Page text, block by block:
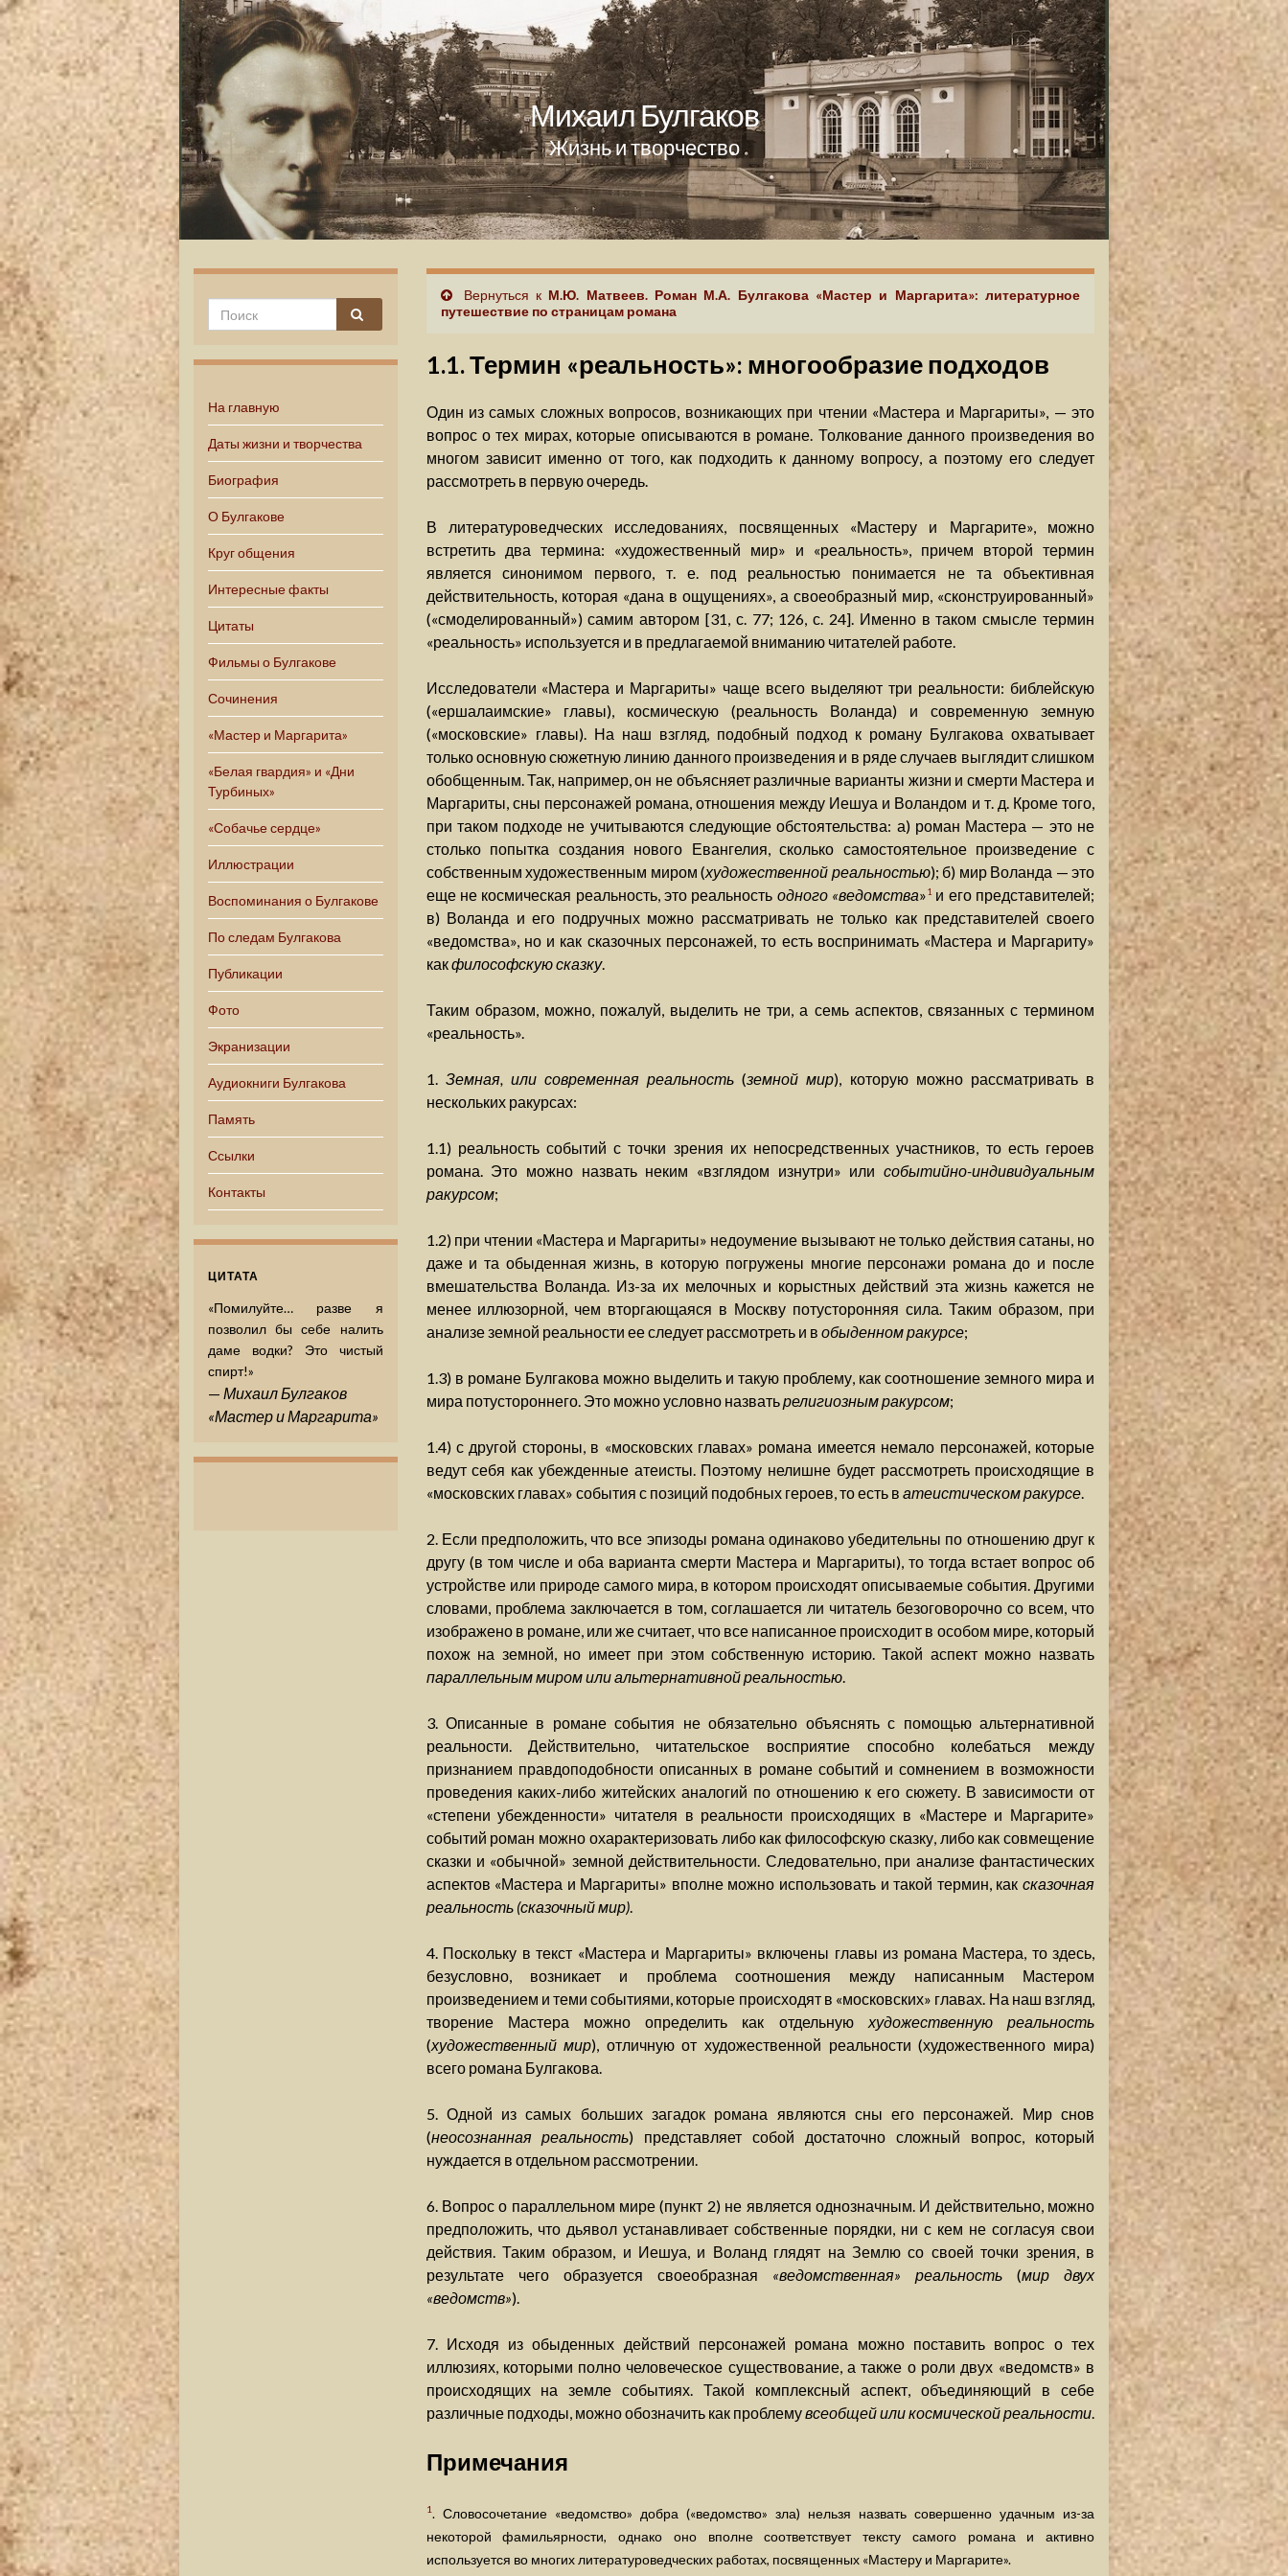
Михаил Булгаков
Жизнь и творчество
На главную
Даты жизни и творчества
Биография
О Булгакове
Круг общения
Интересные факты
Цитаты
Фильмы о Булгакове
Сочинения
«Мастер и Маргарита»
«Белая гвардия» и «Дни
Турбиных»
«Собачье сердце»
Иллюстрации
Воспоминания о Булгакове
По следам Булгакова
Публикации
Фото
Экранизации
Аудиокниги Булгакова
Память
Ссылки
Контакты
ЦИТАТА
«Помилуйте… разве я
позволил бы себе налить
даме водки? Это чистый
спирт!»
— Михаил Булгаков
«Мастер и Маргарита»
Вернуться к М.Ю. Матвеев. Роман М.А. Булгакова «Мастер и Маргарита»: литературное
путешествие по страницам романа
1.1. Термин «реальность»: многообразие подходов
Один из самых сложных вопросов, возникающих при чтении «Мастера и Маргариты», — это
вопрос о тех мирах, которые описываются в романе. Толкование данного произведения во
многом зависит именно от того, как подходить к данному вопросу, а поэтому его следует
рассмотреть в первую очередь.
В литературоведческих исследованиях, посвященных «Мастеру и Маргарите», можно
встретить два термина: «художественный мир» и «реальность», причем второй термин
является синонимом первого, т. е. под реальностью понимается не та объективная
действительность, которая «дана в ощущениях», а своеобразный мир, «сконструированный»
(«смоделированный») самим автором [31, с. 77; 126, с. 24]. Именно в таком смысле термин
«реальность» используется и в предлагаемой вниманию читателей работе.
Исследователи «Мастера и Маргариты» чаще всего выделяют три реальности: библейскую
(«ершалаимские» главы), космическую (реальность Воланда) и современную земную
(«московские» главы). На наш взгляд, подобный подход к роману Булгакова охватывает
только основную сюжетную линию данного произведения и в ряде случаев выглядит слишком
обобщенным. Так, например, он не объясняет различные варианты жизни и смерти Мастера и
Маргариты, сны персонажей романа, отношения между Иешуа и Воландом и т. д. Кроме того,
при таком подходе не учитываются следующие обстоятельства: а) роман Мастера — это не
столько попытка создания нового Евангелия, сколько самостоятельное произведение с
собственным художественным миром (художественной реальностью); б) мир Воланда — это
еще не космическая реальность, это реальность одного «ведомства»1и его представителей;
в) Воланда и его подручных можно рассматривать не только как представителей своего
«ведомства», но и как сказочных персонажей, то есть воспринимать «Мастера и Маргариту»
какфилософскую сказку.
Таким образом, можно, пожалуй, выделить не три, а семь аспектов, связанных с термином
«реальность».
1. Земная, или современная реальность (земной мир), которую можно рассматривать в
нескольких ракурсах:
1.1) реальность событий с точки зрения их непосредственных участников, то есть героев
романа. Это можно назвать неким «взглядом изнутри» или событийно-индивидуальным
ракурсом;
1.2) при чтении «Мастера и Маргариты» недоумение вызывают не только действия сатаны, но
даже и та обыденная жизнь, в которую погружены многие персонажи романа до и после
вмешательства Воланда. Из-за их мелочных и корыстных действий эта жизнь кажется не
менее иллюзорной, чем вторгающаяся в Москву потусторонняя сила. Таким образом, при
анализе земной реальности ее следует рассмотреть и в обыденном ракурсе;
1.3) в романе Булгакова можно выделить и такую проблему, как соотношение земного мира и
мира потустороннего. Это можно условно назватьрелигиозным ракурсом;
1.4) с другой стороны, в «московских главах» романа имеется немало персонажей, которые
ведут себя как убежденные атеисты. Поэтому нелишне будет рассмотреть происходящие в
«московских главах» события с позиций подобных героев, то есть в атеистическом ракурсе.
2. Если предположить, что все эпизоды романа одинаково убедительны по отношению друг к
другу (в том числе и оба варианта смерти Мастера и Маргариты), то тогда встает вопрос об
устройстве или природе самого мира, в котором происходят описываемые события. Другими
словами, проблема заключается в том, соглашается ли читатель безоговорочно со всем, что
изображено в романе, или же считает, что все написанное происходит в особом мире, который
похож на земной, но имеет при этом собственную историю. Такой аспект можно назвать
параллельным миром или альтернативной реальностью.
3. Описанные в романе события не обязательно объяснять с помощью альтернативной
реальности. Действительно, читательское восприятие способно колебаться между
признанием правдоподобности описанных в романе событий и сомнением в возможности
проведения каких-либо житейских аналогий по отношению к его сюжету. В зависимости от
«степени убежденности» читателя в реальности происходящих в «Мастере и Маргарите»
событий роман можно охарактеризовать либо как философскую сказку, либо как совмещение
сказки и «обычной» земной действительности. Следовательно, при анализе фантастических
аспектов «Мастера и Маргариты» вполне можно использовать и такой термин, как сказочная
реальность (сказочный мир).
4. Поскольку в текст «Мастера и Маргариты» включены главы из романа Мастера, то здесь,
безусловно, возникает и проблема соотношения между написанным Мастером
произведением и теми событиями, которые происходят в «московских» главах. На наш взгляд,
творение Мастера можно определить как отдельную художественную реальность
(художественный мир), отличную от художественной реальности (художественного мира)
всего романа Булгакова.
5. Одной из самых больших загадок романа являются сны его персонажей. Мир снов
(неосознанная реальность) представляет собой достаточно сложный вопрос, который
нуждается в отдельном рассмотрении.
6. Вопрос о параллельном мире (пункт 2) не является однозначным. И действительно, можно
предположить, что дьявол устанавливает собственные порядки, ни с кем не согласуя свои
действия. Таким образом, и Иешуа, и Воланд глядят на Землю со своей точки зрения, в
результате чего образуется своеобразная «ведомственная» реальность(мир двух
«ведомств»).
7. Исходя из обыденных действий персонажей романа можно поставить вопрос о тех
иллюзиях, которыми полно человеческое существование, а также о роли двух «ведомств» в
происходящих на земле событиях. Такой комплексный аспект, объединяющий в себе
различные подходы, можно обозначить как проблемувсеобщей или космической реальности.
Примечания
1. Словосочетание «ведомство» добра («ведомство» зла) нельзя назвать совершенно удачным из-за
некоторой фамильярности, однако оно вполне соответствует тексту самого романа и активно
используется во многих литературоведческих работах, посвященных «Мастеру и Маргарите».